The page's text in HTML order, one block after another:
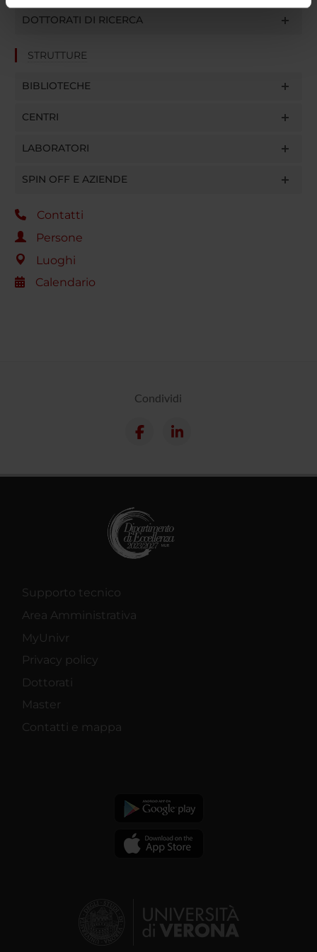
pubblicità e social media, i quali potrebbero combinarle
con altre informazioni che hai fornito loro o che hanno
raccolto dal tuo utilizzo dei loro servizi.
DOTTORATI DI RICERCA
STRUTTURE
BIBLIOTECHE
CENTRI
LABORATORI
SPIN OFF E AZIENDE
Contatti
Persone
Luoghi
Calendario
Condividi
Supporto tecnico
Area Amministrativa
MyUnivr
Privacy policy
Dottorati
Master
Contatti e mappa